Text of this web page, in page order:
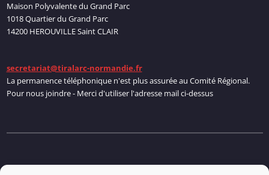
Maison Polyvalente du Grand Parc
1018 Quartier du Grand Parc
14200 HEROUVILLE Saint CLAIR
secretariat@tiralarc-normandie.fr
La permanence téléphonique n'est plus assurée au Comité Régional.
Pour nous joindre - Merci d'utiliser l'adresse mail ci-dessus